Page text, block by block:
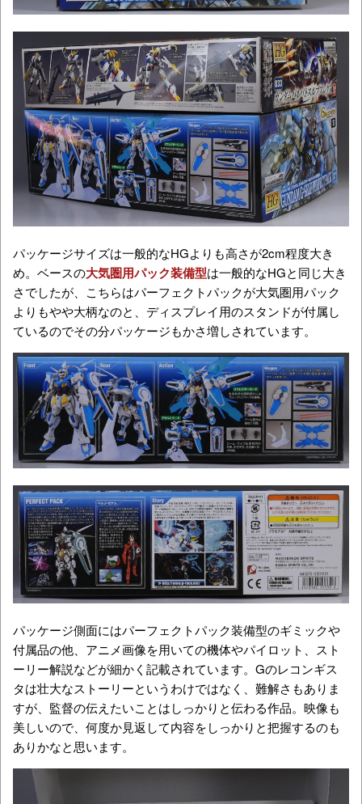
パッケージサイズは一般的なHGよりも高さが2cm程度大き
め。ベースの大気圏用パック装備型は一般的なHGと同じ大き
さでしたが、こちらはパーフェクトパックが大気圏用パック
よりもやや大柄なのと、ディスプレイ用のスタンドが付属し
ているのでその分パッケージもかさ増しされています。
パッケージ側面にはパーフェクトパック装備型のギミックや
付属品の他、アニメ画像を用いての機体やパイロット、スト
ーリー解説などが細かく記載されています。Gのレコンギス
タは壮大なストーリーというわけではなく、難解さもありま
すが、監督の伝えたいことはしっかりと伝わる作品。映像も
美しいので、何度か見返して内容をしっかりと把握するのも
ありかなと思います。